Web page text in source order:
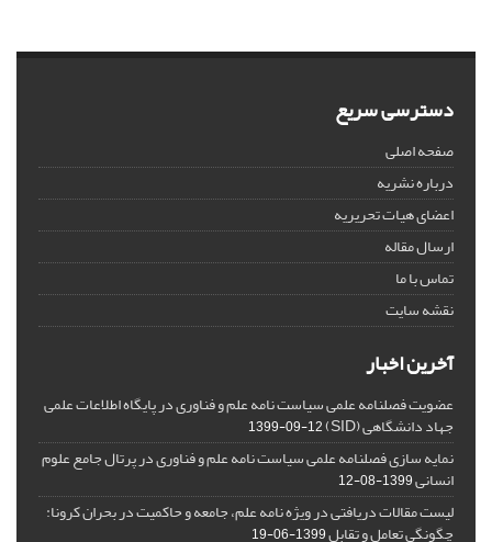
دسترسی سریع
صفحه اصلی
درباره نشریه
اعضای هیات تحریریه
ارسال مقاله
تماس با ما
نقشه سایت
آخرین اخبار
عضویت فصلنامه علمی سیاست نامه علم و فناوری در پایگاه اطلاعات علمی
جهاد دانشگاهی (SID) 1399-09-12
نمایه سازی فصلنامه علمی سیاست نامه علم و فناوری در پرتال جامع علوم
انسانی1399-08-12
لیست مقالات دریافتی در ویژه نامه علم، جامعه و حاکمیت در بحران کرونا:
چگونگی تعامل و تقابل1399-06-19